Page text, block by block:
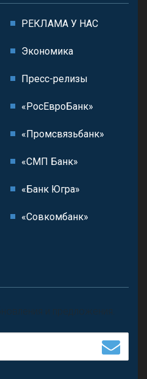
РЕКЛАМА У НАС
Экономика
Пресс-релизы
«РосЕвроБанк»
«Промсвязьбанк»
«СМП Банк»
«Банк Югра»
«Совкомбанк»
и предложения.